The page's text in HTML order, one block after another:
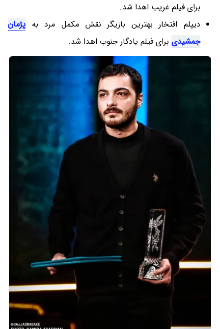
برای فیلم غریب اهدا شد.
دیپلم افتخار بهترین بازیگر نقش مکمل مرد به پژمان
جمشیدی برای فیلم یادگار جنوب اهدا شد.